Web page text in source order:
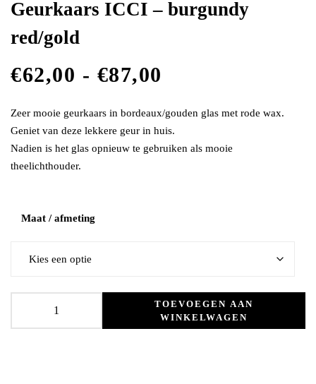
Geurkaars ICCI – burgundy
red/gold
€62,00 - €87,00
Zeer mooie geurkaars in bordeaux/gouden glas met rode wax.
Geniet van deze lekkere geur in huis.
Nadien is het glas opnieuw te gebruiken als mooie
theelichthouder.
Maat / afmeting
TOEVOEGEN AAN
WINKELWAGEN